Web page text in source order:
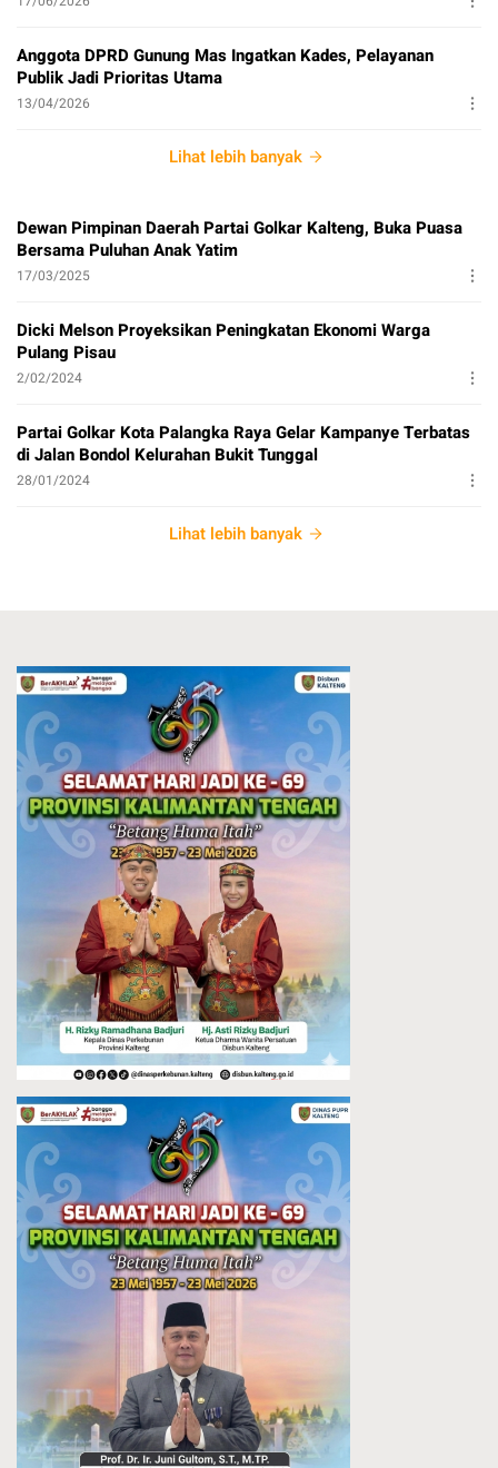
Anggota DPRD Gunung Mas Ingatkan Kades, Pelayanan
Publik Jadi Prioritas Utama
13/04/2026
Lihat lebih banyak
Dewan Pimpinan Daerah Partai Golkar Kalteng, Buka Puasa
Bersama Puluhan Anak Yatim
17/03/2025
Dicki Melson Proyeksikan Peningkatan Ekonomi Warga
Pulang Pisau
2/02/2024
Partai Golkar Kota Palangka Raya Gelar Kampanye Terbatas
di Jalan Bondol Kelurahan Bukit Tunggal
28/01/2024
Lihat lebih banyak